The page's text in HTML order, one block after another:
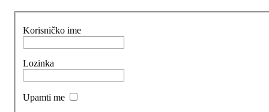
Korisničko ime
Lozinka
Upamti me